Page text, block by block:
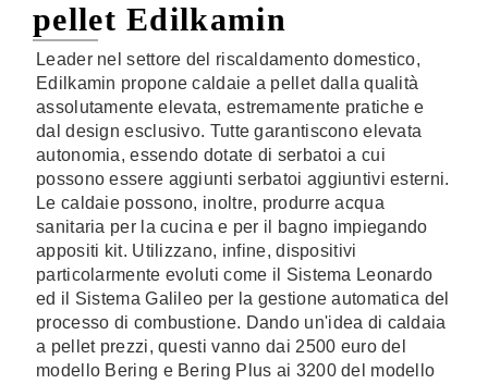
pellet Edilkamin
Leader nel settore del riscaldamento domestico,
Edilkamin propone caldaie a pellet dalla qualità
assolutamente elevata, estremamente pratiche e
dal design esclusivo. Tutte garantiscono elevata
autonomia, essendo dotate di serbatoi a cui
possono essere aggiunti serbatoi aggiuntivi esterni.
Le caldaie possono, inoltre, produrre acqua
sanitaria per la cucina e per il bagno impiegando
appositi kit. Utilizzano, infine, dispositivi
particolarmente evoluti come il Sistema Leonardo
ed il Sistema Galileo per la gestione automatica del
processo di combustione. Dando un'idea di caldaia
a pellet prezzi, questi vanno dai 2500 euro del
modello Bering e Bering Plus ai 3200 del modello